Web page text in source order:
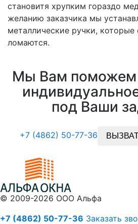
становитя хрупким гораздо
желанию заказчика мы
металлические ручки,
ломаются.
Мы Вам поможем
под Ваши
+7 (4862) 50-77-36
© 2009-2026 ООО Альфа
+7 (4862) 50-77-36 Заказать